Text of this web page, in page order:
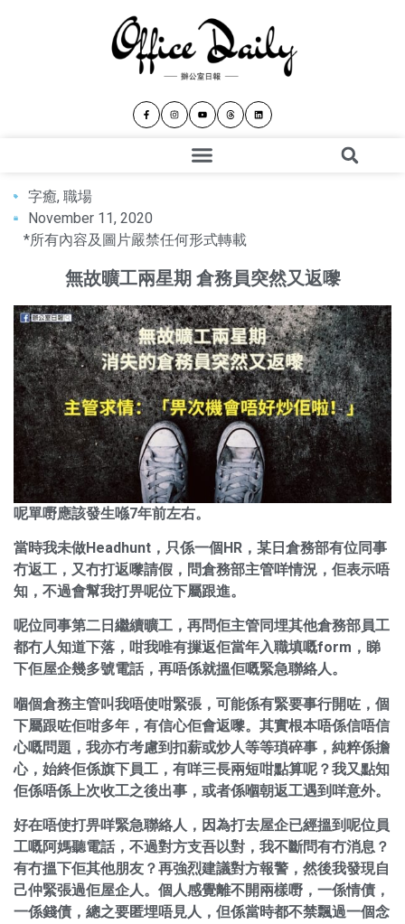
字癒, 職場
November 11, 2020
*所有內容及圖片嚴禁任何形式轉載
無故曠工兩星期 倉務員突然又返嚟
呢單嘢應該發生喺7年前左右。
當時我未做Headhunt，只係一個HR，某日倉務部有位同事
冇返工，又冇打返嚟請假，問倉務部主管咩情況，佢表示唔
知，不過會幫我打畀呢位下屬跟進。
呢位同事第二日繼續曠工，再問佢主管同埋其他倉務部員工
都冇人知道下落，咁我唯有摷返佢當年入職填嘅form，睇
下佢屋企幾多號電話，再唔係就搵佢嘅緊急聯絡人。
嗰個倉務主管叫我唔使咁緊張，可能係有緊要事行開咗，個
下屬跟咗佢咁多年，有信心佢會返嚟。其實根本唔係信唔信
心嘅問題，我亦冇考慮到扣薪或炒人等等瑣碎事，純粹係擔
心，始終佢係旗下員工，有咩三長兩短咁點算呢？我又點知
佢係唔係上次收工之後出事，或者係嗰朝返工遇到咩意外。
好在唔使打畀咩緊急聯絡人，因為打去屋企已經搵到呢位員
工嘅阿媽聽電話，不過對方支吾以對，我不斷問有冇消息？
有冇搵下佢其他朋友？再強烈建議對方報警，然後我發現自
己仲緊張過佢屋企人。個人感覺離不開兩樣嘢，一係情債，
一係錢債，總之要匿埋唔見人，但係當時都不禁飄過一個念